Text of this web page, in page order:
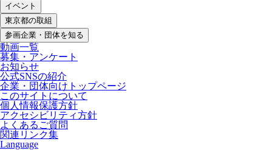
イベント
東京都の取組
参画企業・団体を知る
動画一覧
募集・アンケート
お知らせ
公式SNSの紹介
企業・団体向けトップページ
このサイトについて
個人情報保護方針
アクセシビリティ方針
よくあるご質問
関連リンク集
Language